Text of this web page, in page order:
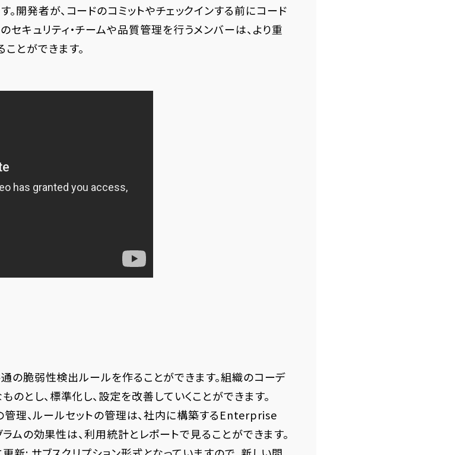
開発者が、コードのコミットやチェックインする前にコード
キュリティ・チームや品質管理を行うメンバーは、より重
とができます。
の脆弱性検出ルールを作ることができます。組織のコーデ
のとし、標準化し、設定を改善していくことができます。
管理、ルールセットの管理は、社内に構築するEnterprise
ムの効果性は、利用統計とレポートで見ることができます。